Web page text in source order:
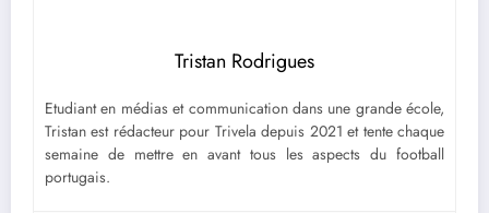
Tristan Rodrigues
Etudiant en médias et communication dans une grande école,
Tristan est rédacteur pour Trivela depuis 2021 et tente chaque
semaine de mettre en avant tous les aspects du football
portugais.